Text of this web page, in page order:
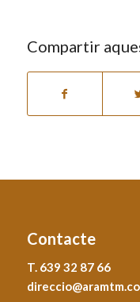
Compartir
Contacte
T. 639 32 87 66